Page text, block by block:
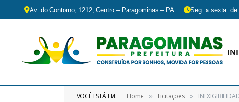
Av. do Contorno, 1212, Centro – Paragominas – PA Seg. a sexta. de
VOCÊ ESTÁ EM: Home » Licitações » INEXIGIBILIDADE Nº 6/